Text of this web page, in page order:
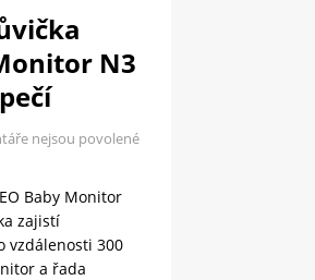
N3
nejsou povolené
Baby Monitor
zajistí
vzdálenosti 300
a řada